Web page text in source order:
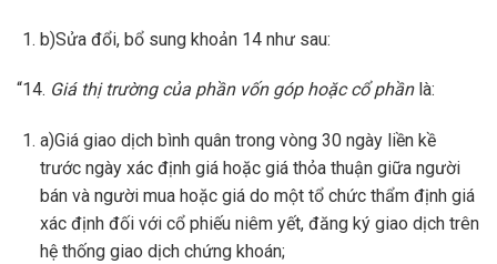
b)Sửa đổi, bổ sung khoản 14 như sau:
“14. Giá thị trường của phần vốn góp hoặc cổ phầnlà:
a)Giá giao dịch bình quân trong vòng 30 ngày liền kề
trước ngày xác định giá hoặc giá thỏa thuận giữa người
bán và người mua hoặc giá do một tổ chức thẩm định giá
xác định đối với cổ phiếu niêm yết, đăng ký giao dịch trên
hệ thống giao dịch chứng khoán;